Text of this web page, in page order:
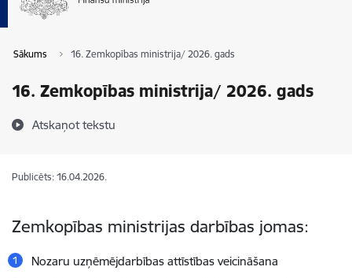
Sākums 16. Zemkopības ministrija/ 2026. gads
16. Zemkopības ministrija/ 2026. gads
Atskaņot tekstu
Publicēts: 16.04.2026.
Zemkopības ministrijas darbības jomas:
Nozaru uzņēmējdarbības attīstības veicināšana